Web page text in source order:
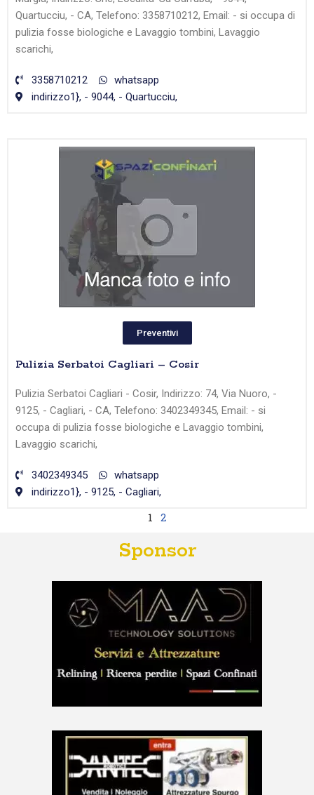
Quartucciu, - CA, Telefono: 3358710212, Email: - si occupa di
pulizia fosse biologiche e Lavaggio tombini, Lavaggio
scarichi,
3358710212
whatsapp
indirizzo1}, - 9044, - Quartucciu,
Preventivi
Pulizia Serbatoi Cagliari – Cosir
Pulizia Serbatoi Cagliari - Cosir, Indirizzo: 74, Via Nuoro, -
9125, - Cagliari, - CA, Telefono: 3402349345, Email: - si
occupa di pulizia fosse biologiche e Lavaggio tombini,
Lavaggio scarichi,
3402349345
whatsapp
indirizzo1}, - 9125, - Cagliari,
1 2
Sponsor